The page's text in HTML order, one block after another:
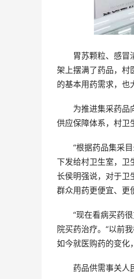
胃苏颗粒、感冒清
架上摆满了药品，村
的基本用药需求，也
为推进集采药品向
供应保障体系，村卫
“根据药品集采目
下发给村卫生室，卫
长侯明强说，对于卫
群众用药更便宜、更
“现在看病买药很
院买药治疗。“以前
如今就医购药的变化
药品供需事关人民